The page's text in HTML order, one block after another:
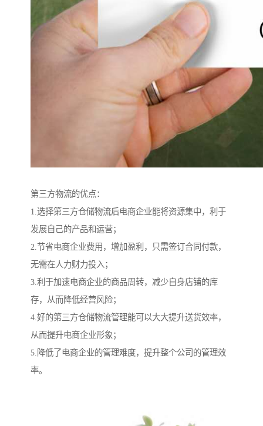
第三方物流的优点：
1.选择第三方仓储物流后电商企业能将资源集中，利于
发展自己的产品和运营；
2.节省电商企业费用，增加盈利，只需签订合同付款，
无需在人力财力投入；
3.利于加速电商企业的商品周转，减少自身店铺的库
存，从而降低经营风险；
4.好的第三方仓储物流管理能可以大大提升送货效率，
从而提升电商企业形象；
5.降低了电商企业的管理难度，提升整个公司的管理效
率。